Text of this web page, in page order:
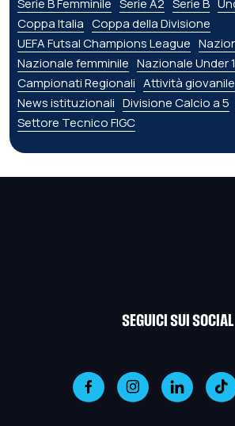
Serie B Femminile Serie A2 Serie B
Coppa Italia Coppa della Divisione
UEFA Futsal Champions League
Nazionale femminile Nazionale Under
Campionati Regionali Attività giovanile
News istituzionali Divisione Calcio a 5
Settore Tecnico FIGC
SEGUICI SUI SOCIAL